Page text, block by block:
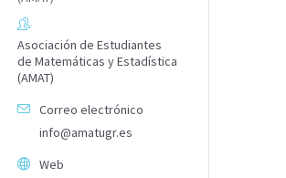
Asociación de Estudiantes
de Matemáticas y Estadística
(AMAT)
Correo electrónico
info@amatugr.es
Web